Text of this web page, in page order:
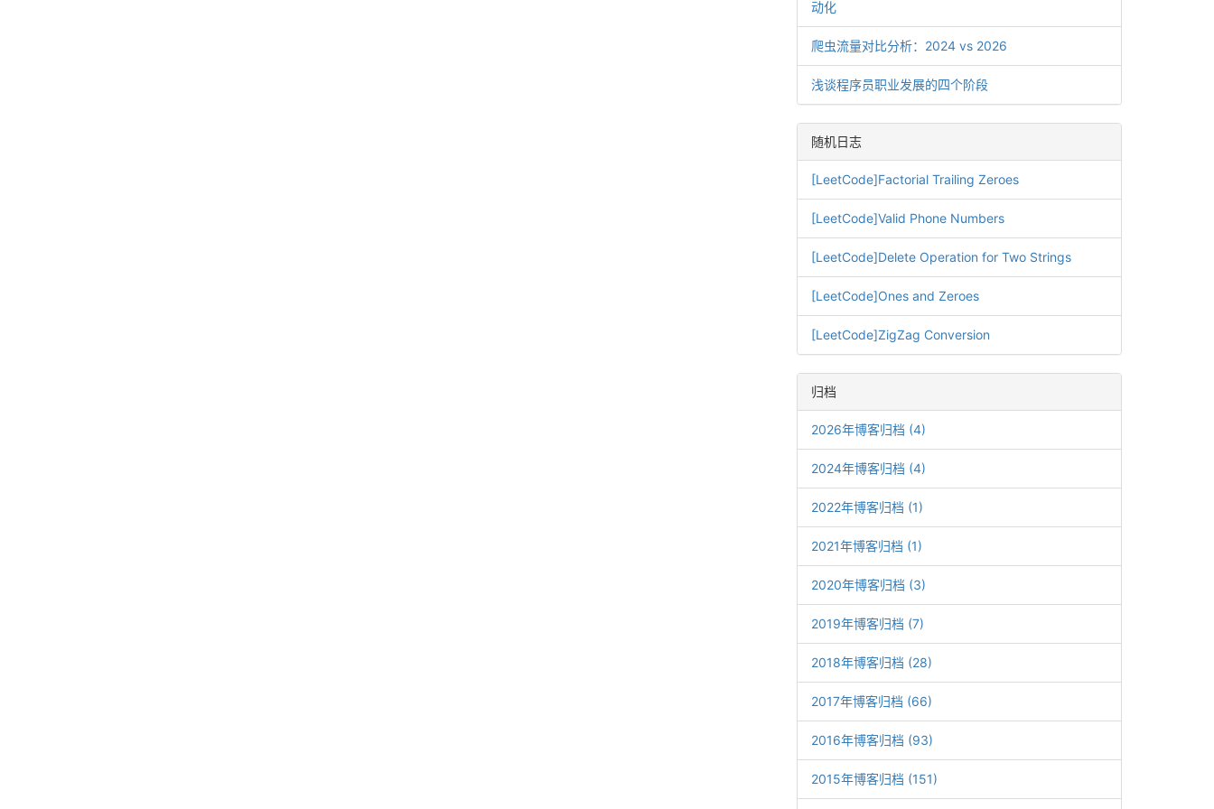
动化
爬虫流量对比分析：2024 vs 2026
浅谈程序员职业发展的四个阶段
随机日志
[LeetCode]Factorial Trailing Zeroes
[LeetCode]Valid Phone Numbers
[LeetCode]Delete Operation for Two Strings
[LeetCode]Ones and Zeroes
[LeetCode]ZigZag Conversion
归档
2026年博客归档 (4)
2024年博客归档 (4)
2022年博客归档 (1)
2021年博客归档 (1)
2020年博客归档 (3)
2019年博客归档 (7)
2018年博客归档 (28)
2017年博客归档 (66)
2016年博客归档 (93)
2015年博客归档 (151)